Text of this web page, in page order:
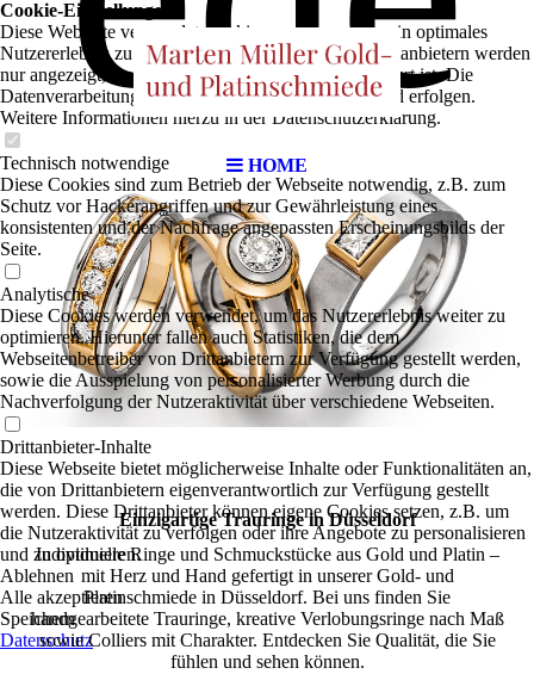
HOME
Einzigartige Trauringe in Düsseldorf
Individuelle Ringe und Schmuckstücke aus Gold und Platin –
mit Herz und Hand gefertigt in unserer Gold- und
Platinschmiede in Düsseldorf. Bei uns finden Sie
handgearbeitete Trauringe, kreative Verlobungsringe nach Maß
sowie Colliers mit Charakter. Entdecken Sie Qualität, die Sie
fühlen und sehen können.
Cookie-Einstellungen
Diese Webseite verwendet Cookies, um Besuchern ein optimales
Nutzererlebnis zu bieten. Bestimmte Inhalte von Drittanbietern werden
nur angezeigt, wenn die entsprechende Option aktiviert ist. Die
Datenverarbeitung kann dann auch in einem Drittland erfolgen.
Weitere Informationen hierzu in der Datenschutzerklärung.
Technisch notwendige
Diese Cookies sind zum Betrieb der Webseite notwendig, z.B. zum
Schutz vor Hackerangriffen und zur Gewährleistung eines
konsistenten und der Nachfrage angepassten Erscheinungsbilds der
Seite.
Analytische
Diese Cookies werden verwendet, um das Nutzererlebnis weiter zu
optimieren. Hierunter fallen auch Statistiken, die dem
Webseitenbetreiber von Drittanbietern zur Verfügung gestellt werden,
sowie die Ausspielung von personalisierter Werbung durch die
Nachverfolgung der Nutzeraktivität über verschiedene Webseiten.
Drittanbieter-Inhalte
Diese Webseite bietet möglicherweise Inhalte oder Funktionalitäten an,
die von Drittanbietern eigenverantwortlich zur Verfügung gestellt
werden. Diese Drittanbieter können eigene Cookies setzen, z.B. um
die Nutzeraktivität zu verfolgen oder ihre Angebote zu personalisieren
und zu optimieren.
Ablehnen
Alle akzeptieren
Speichern
Datenschutz